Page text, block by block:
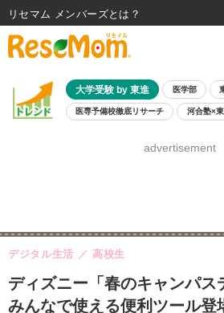
大学受験 by 東進 医学部
医専予備校徹底リサーチ 河合塾×
8月開催学校説明会・相談会
advertisement
ディズニー「春のキャンパス
みんなで使える便利ツール登
デジタル生活 高校生
リセマム メンバーズ